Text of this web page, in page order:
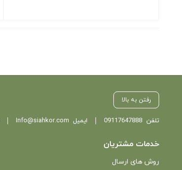
رفتن به بالا
تلفن09117647888 ایمیل Info@siahkor.com
خدمات مشتریان
روش های ارسال